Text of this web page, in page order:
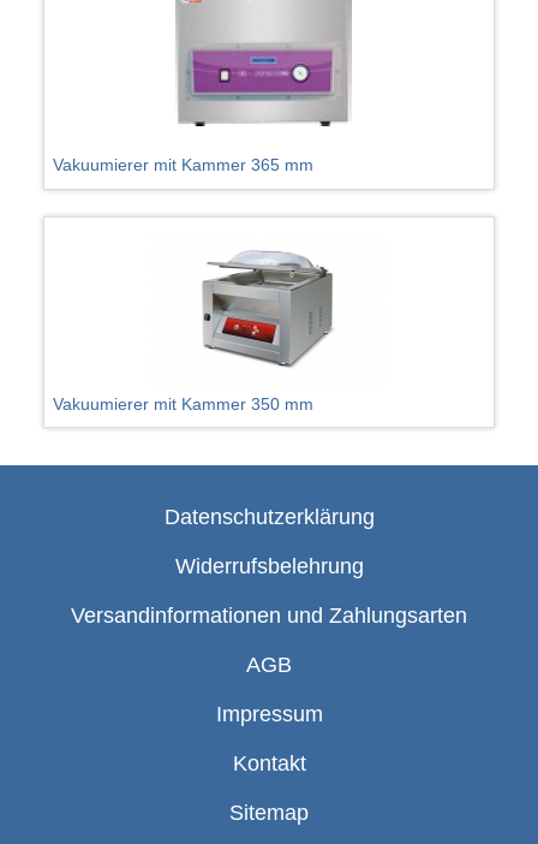
Vakuumierer mit Kammer 365 mm
Vakuumierer mit Kammer 350 mm
Datenschutzerklärung
Widerrufsbelehrung
Versandinformationen und Zahlungsarten
AGB
Impressum
Kontakt
Sitemap